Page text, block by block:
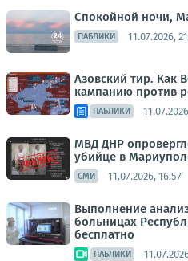
Спокойной ночи,
ПАБЛИКИ 11.07.2026,
Азовский тир. Как
кампанию против
ПАБЛИКИ
МВД ДНР
убийце в
СМИ 11.07.2026, 16:57
Выполнение
больницах
бесплатно
ПАБЛИКИ